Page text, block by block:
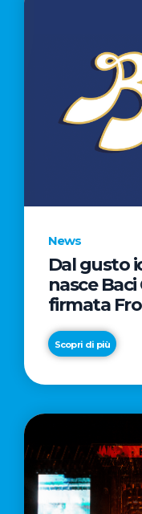
News
Dal gusto
nasce
firmata
Scopri di più